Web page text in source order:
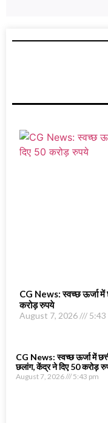
CG News: स्वच्छ ऊर्जा में
करोड़ रुपये
August 7, 2026 5:43
CG News: स्वच्छ ऊर्जा में
छलांग, केंद्र ने दिए 50 करोड़
August 7, 2026 5:43 pm